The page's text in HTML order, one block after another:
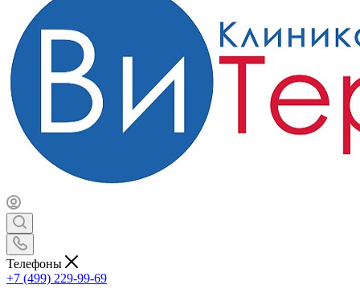
Телефоны
+7 (499) 229-99-69